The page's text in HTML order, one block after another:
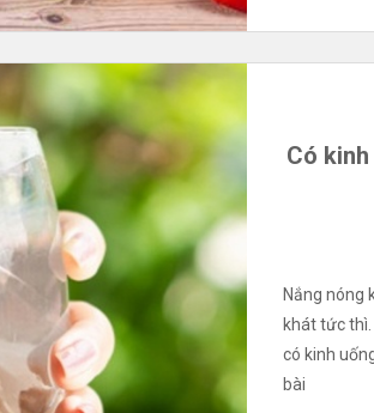
Có
Nắng nóng
khát tức thì.
có kinh
bài